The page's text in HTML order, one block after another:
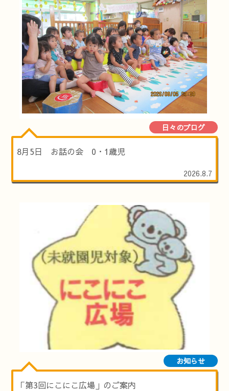
日々のブログ
8月5日 お話の会 0・1歳児
2026.8.7
お知らせ
「第3回にこにこ広場」のご案内